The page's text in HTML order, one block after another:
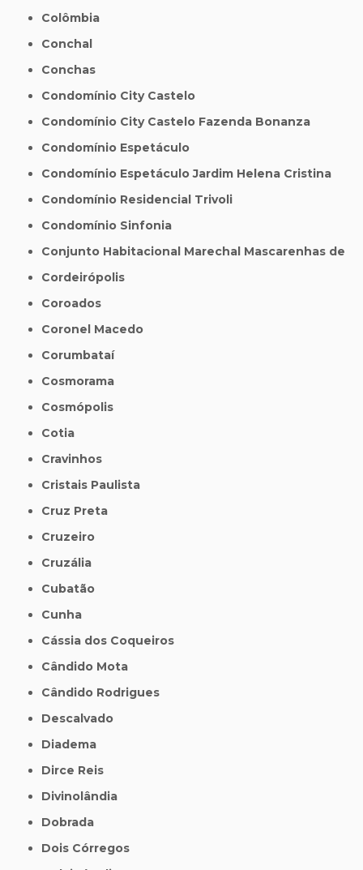
Colômbia
Conchal
Conchas
Condomínio City Castelo
Condomínio City Castelo Fazenda Bonanza
Condomínio Espetáculo
Condomínio Espetáculo Jardim Helena Cristina
Condomínio Residencial Trivoli
Condomínio Sinfonia
Conjunto Habitacional Marechal Mascarenhas de
Cordeirópolis
Coroados
Coronel Macedo
Corumbataí
Cosmorama
Cosmópolis
Cotia
Cravinhos
Cristais Paulista
Cruz Preta
Cruzeiro
Cruzália
Cubatão
Cunha
Cássia dos Coqueiros
Cândido Mota
Cândido Rodrigues
Descalvado
Diadema
Dirce Reis
Divinolândia
Dobrada
Dois Córregos